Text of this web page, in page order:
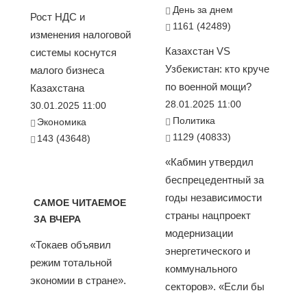
Рост НДС и
изменения налоговой
системы коснутся
малого бизнеса
Казахстана
30.01.2025 11:00
Экономика
143 (43648)
САМОЕ ЧИТАЕМОЕ
ЗА ВЧЕРА
«Токаев объявил
режим тотальной
экономии в стране».
День за днем
1161 (42489)
Казахстан VS
Узбекистан: кто круче
по военной мощи?
28.01.2025 11:00
Политика
1129 (40833)
«Кабмин утвердил
беспрецедентный за
годы независимости
страны нацпроект
модернизации
энергетического и
коммунального
секторов». «Если бы